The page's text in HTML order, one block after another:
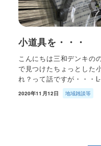
小道具を・・・
こんにちは三和デンキの
で見つけたちょっとした
れ？って話ですが・・・
2020年11月12日 地域雑談等